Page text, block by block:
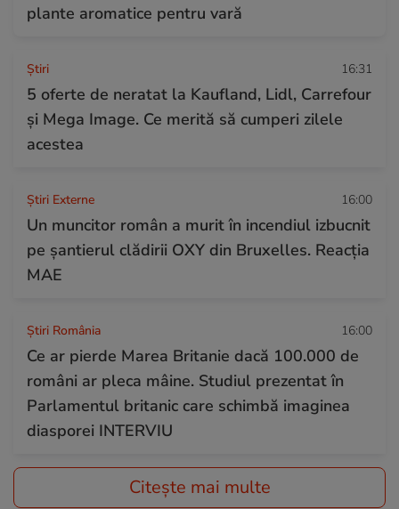
plante aromatice pentru vară
Ştiri 16:31
5 oferte de neratat la Kaufland, Lidl, Carrefour
și Mega Image. Ce merită să cumperi zilele
acestea
Știri Externe 16:00
Un muncitor român a murit în incendiul izbucnit
pe șantierul clădirii OXY din Bruxelles. Reacția
MAE
Știri România 16:00
Ce ar pierde Marea Britanie dacă 100.000 de
români ar pleca mâine. Studiul prezentat în
Parlamentul britanic care schimbă imaginea
diasporei INTERVIU
Citește mai multe